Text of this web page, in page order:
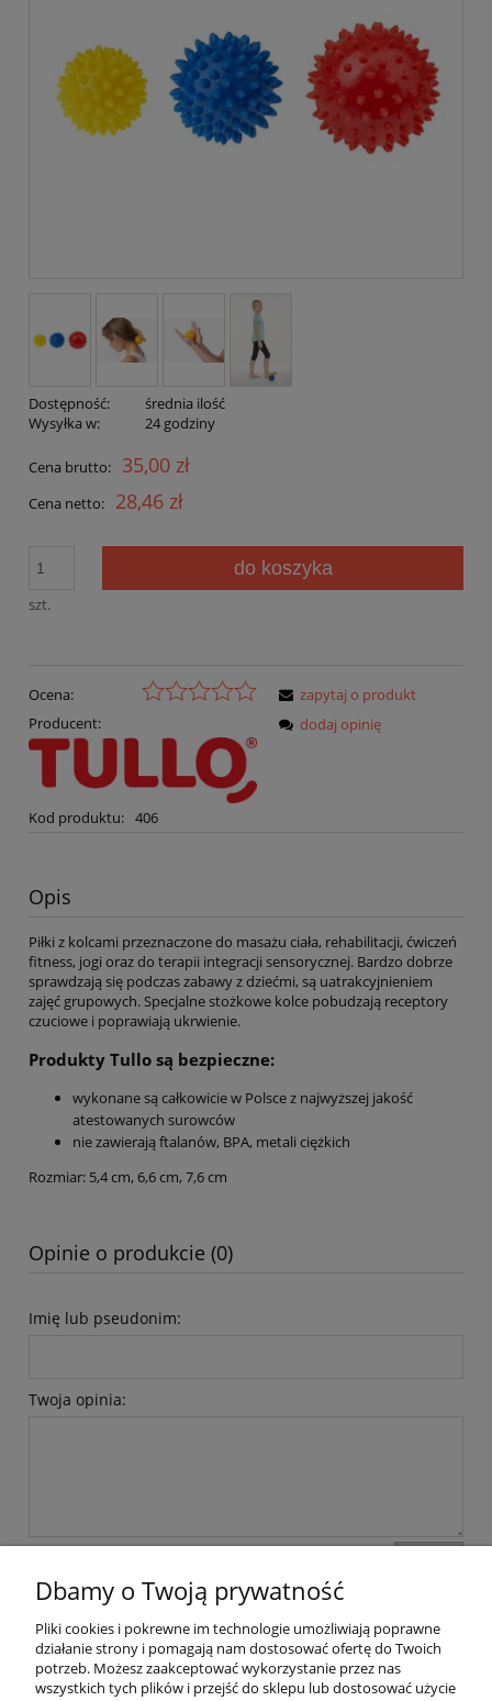
Dostępność:
średnia ilość
Wysyłka w:
24 godziny
Cena brutto: 35,00 zł
Cena netto: 28,46 zł
szt.
do koszyka
Ocena:
Producent:
Kod produktu: 406
zapytaj o produkt
dodaj opinię
Opis
Piłki z kolcami przeznaczone do masażu ciała, rehabilitacji, ćwiczeń
fitness, jogi oraz do terapii integracji sensorycznej. Bardzo dobrze
sprawdzają się podczas zabawy z dziećmi, są uatrakcyjnieniem
zajęć grupowych. Specjalne stożkowe kolce pobudzają receptory
czuciowe i poprawiają ukrwienie.
Produkty Tullo są bezpieczne:
wykonane są całkowicie w Polsce z najwyższej jakość
atestowanych surowców
nie zawierają ftalanów, BPA, metali ciężkich
Rozmiar: 5,4 cm, 6,6 cm, 7,6 cm
Opinie o produkcie (0)
Imię lub pseudonim:
Twoja opinia:
Pomoc
Dostawa
Dbamy o Twoją prywatność
Pliki cookies i pokrewne im technologie umożliwiają poprawne
działanie strony i pomagają nam dostosować ofertę do Twoich
potrzeb. Możesz zaakceptować wykorzystanie przez nas
wszystkich tych plików i przejść do sklepu lub dostosować użycie